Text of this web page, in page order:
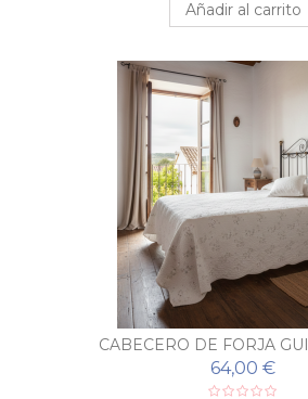
Añadir al carrito
CABECERO DE FORJA
64,00 €